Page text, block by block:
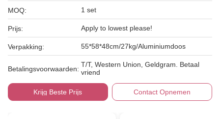
MOQ: 1 set
Prijs: Apply to lowest please!
Verpakking: 55*58*48cm/27kg/Aluminiumdoos
Betalingsvoorwaarden:
T/T, Western Union, Geldgram. Betaal
vriend
Krijg Beste Prijs Contact Opnemen